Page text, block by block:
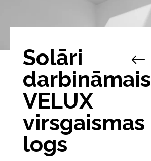
Solāri
darbināmais
VELUX
virsgaismas
logs